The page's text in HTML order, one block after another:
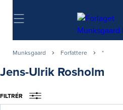
Søg
Munksgaard Forfattere *
Jens-Ulrik Rosholm
FILTRÉR